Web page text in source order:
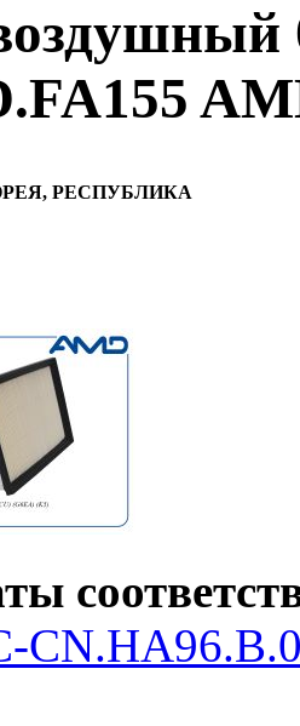
РЕСПУБЛИКА